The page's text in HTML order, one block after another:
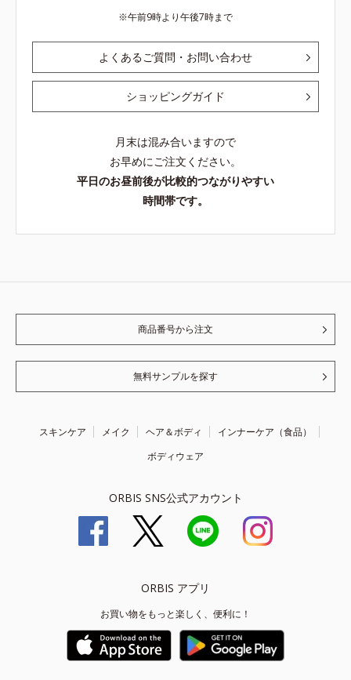
午前9時より午後7時まで
よくあるご質問・お問い合わせ
ショッピングガイド
月末は混み合いますので
お早めにご注文ください。
平日のお昼前後が比較的つながりやすい
時間帯です。
商品番号から注文
無料サンプルを探す
スキンケア メイク ヘア＆ボディ
インナーケア（食品）
ボディウェア
ORBIS SNS公式アカウント
ORBIS アプリ
お買い物をもっと楽しく、便利に！